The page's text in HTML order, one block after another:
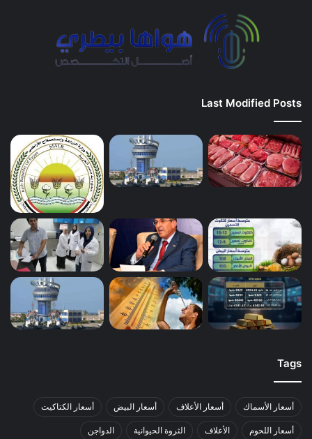
Last Modified Posts
Tags
أسعار الأسماك أسعار الأعلاف أسعار البيض أسعار الكتاكيت
أسعار اللحوم الأعلاف الثروة الحيوانية الدواجن